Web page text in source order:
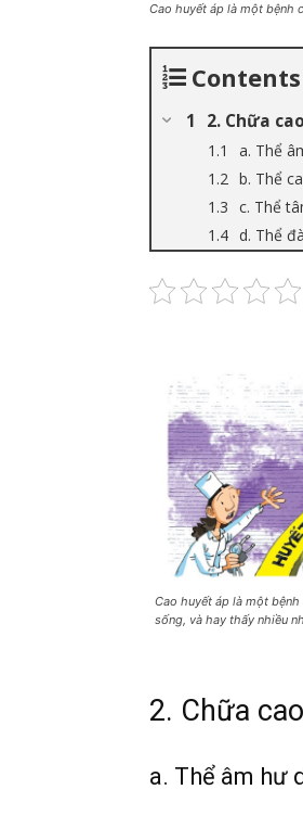
Cao huyết áp là một bệnh
Contents
2. Chữa
a. Thể
b. Thể
c. Thể
d. Thể
Cao huyết áp là một
sống, và hay thấy nhiều
2. Chữa
a. Thể âm hư